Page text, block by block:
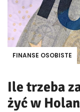
FINANSE OSOBISTE
Ile trzeba
żyć w